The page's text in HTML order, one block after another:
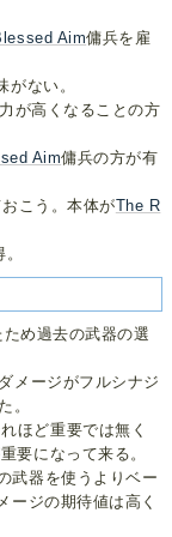
Aim傭兵を雇
ない。
が高くなることの方
Aim傭兵の方が有
こう。本体がThe R
め過去の武器の選
メージがフルシナジ
。
ほど重要では無く
要になって来る。
武器を使うよりベー
ージの期待値は高く